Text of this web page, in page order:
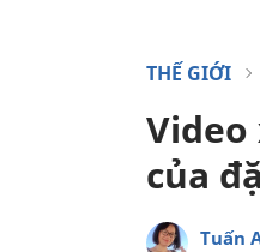
THẾ GIỚI
của
Tuấn